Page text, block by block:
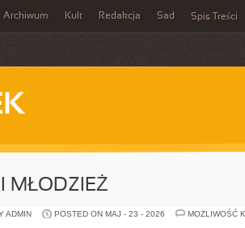
Archiwum Kult Redakcja Sad Spis Treści
MŁODZIEŻ
ADMIN POSTED ON MAJ - 23 - 2026
MOŻLIWOŚĆ